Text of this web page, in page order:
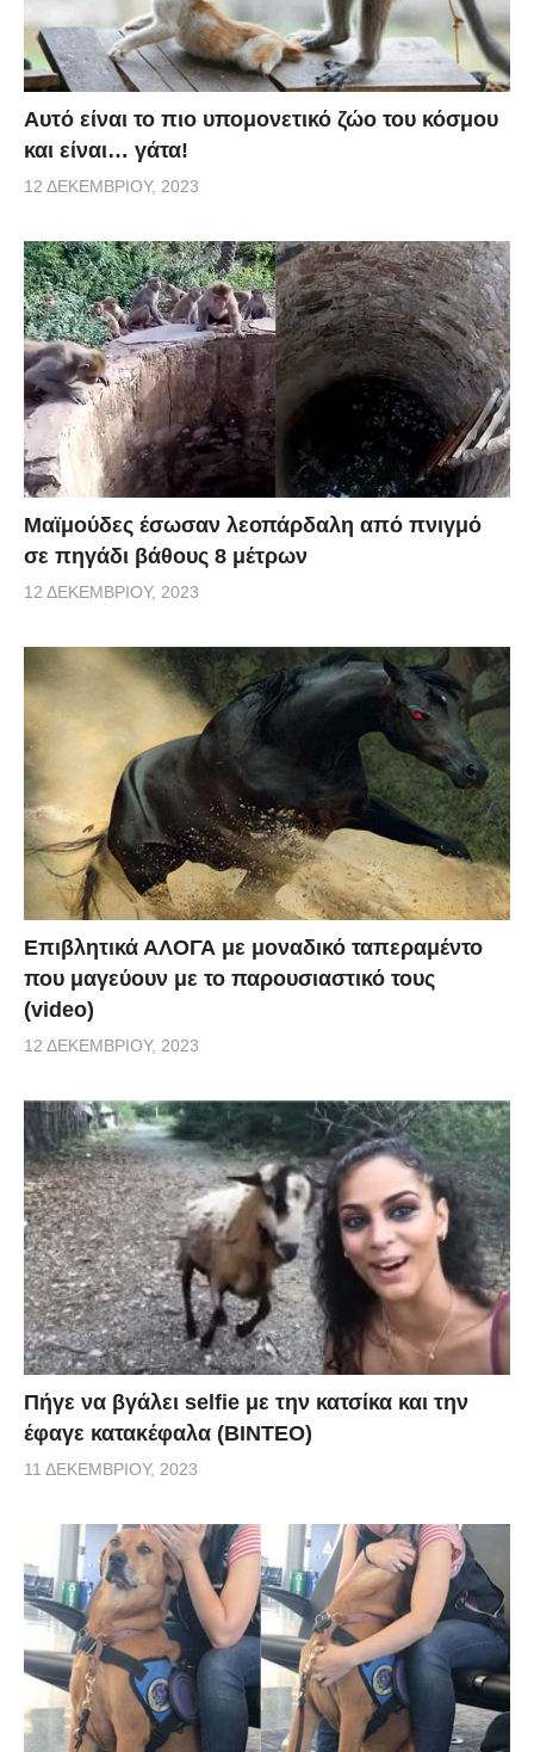
Αυτό είναι το πιο υπομονετικό ζώο του κόσμου
και είναι… γάτα!
12 ΔΕΚΕΜΒΡΊΟΥ, 2023
Μαϊμούδες έσωσαν λεοπάρδαλη από πνιγμό
σε πηγάδι βάθους 8 μέτρων
12 ΔΕΚΕΜΒΡΊΟΥ, 2023
Επιβλητικά ΑΛΟΓΑ με μοναδικό ταπεραμέντο
που μαγεύουν με το παρουσιαστικό τους
(video)
12 ΔΕΚΕΜΒΡΊΟΥ, 2023
Πήγε να βγάλει selfie με την κατσίκα και την
έφαγε κατακέφαλα (ΒΙΝΤΕΟ)
11 ΔΕΚΕΜΒΡΊΟΥ, 2023